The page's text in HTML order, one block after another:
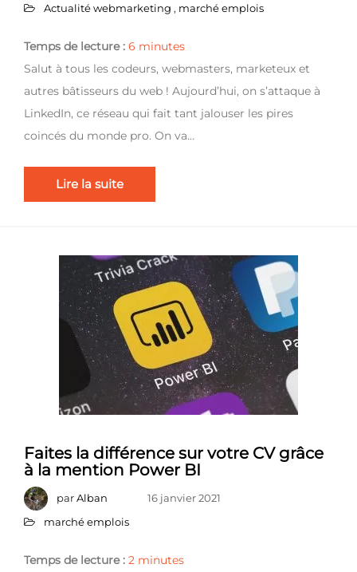
Actualité webmarketing , marché emplois
Temps de lecture : 6 minutes
Salut à tous les codeurs, webmasters, marketeux et
autres bâtisseurs du web ! Aujourd’hui, on s’attaque à
LinkedIn, ce réseau qui fait tant jalouser les pires
coincés du monde pro. On va…
Lire la suite
Faites la différence sur votre CV grâce
à la mention Power BI
parAlban
16 janvier 2021
marché emplois
Temps de lecture : 2 minutes